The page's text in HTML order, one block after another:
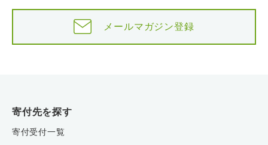
メールマガジン登録
寄付先を探す
寄付受付一覧